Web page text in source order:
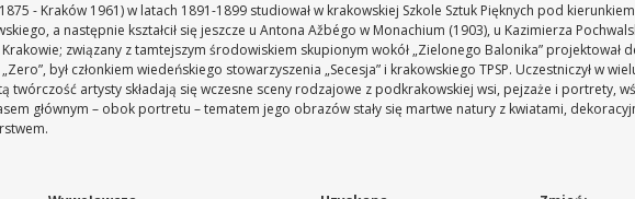
- Kraków 1961) w latach 1891-1899 studiował w krakowskiej Szkole Sztuk Pięknych pod
a następnie kształcił się jeszcze u Antona Ažbégo w Monachium (1903), u Kazimierza
Krakowie; związany z tamtejszym środowiskiem skupionym wokół „Zielonego Balonika”
był członkiem wiedeńskiego stowarzyszenia „Secesja” i krakowskiego TPSP. Uczestniczył w
twórczość artysty składają się wczesne sceny rodzajowe z podkrakowskiej wsi, pejzaże i portrety,
głównym – obok portretu – tematem jego obrazów stały się martwe natury z kwiatami,